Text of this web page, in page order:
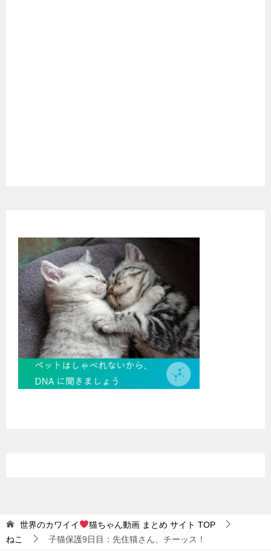
世界のカワイイ 猫ちゃん動画 まとめ サイト TOP
ねこ
子猫保護9日目：先住猫さん、チーッス！